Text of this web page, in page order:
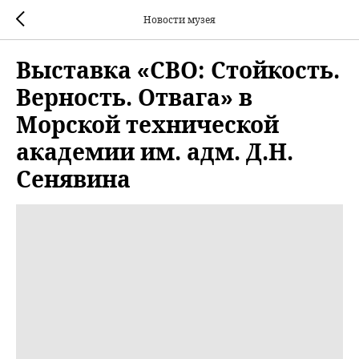
Новости музея
Выставка «СВО: Стойкость.
Верность. Отвага» в
Морской технической
академии им. адм. Д.Н.
Сенявина